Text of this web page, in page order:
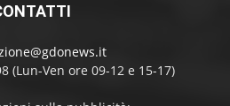
(Lun-Ven ore 09-12 e 15-17)